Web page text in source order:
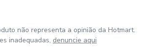
não representa a opinião da Hotmart.
inadequadas, denuncie aqui